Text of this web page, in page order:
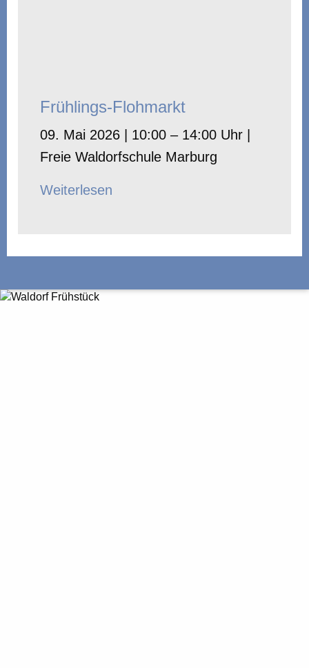
Frühlings-Flohmarkt
09. Mai 2026 | 10:00 – 14:00 Uhr |
Freie Waldorfschule Marburg
Weiterlesen